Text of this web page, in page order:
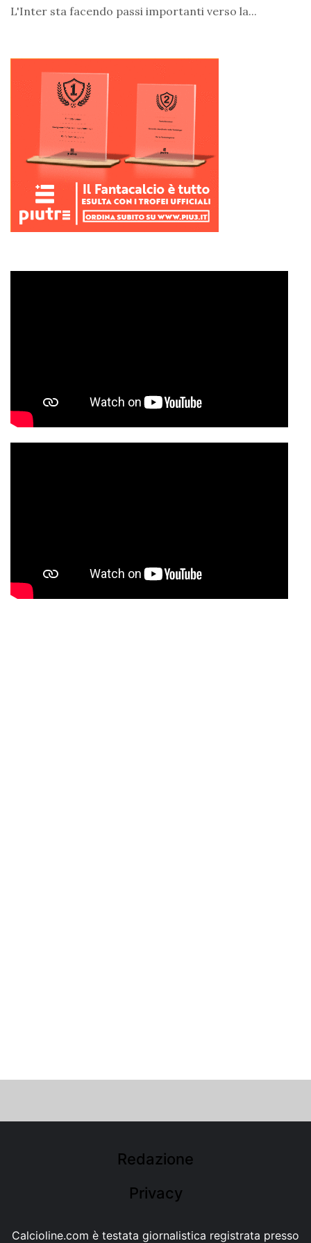
L'Inter sta facendo passi importanti verso la...
Redazione
Privacy
Calcioline.com è testata giornalistica registrata presso